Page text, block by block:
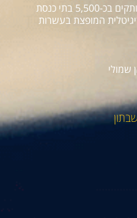
השבועון מופץ בעשרות אלפי עותקים בכ-5,500 בתי כנסת
המופצת בעשרות
שמולי